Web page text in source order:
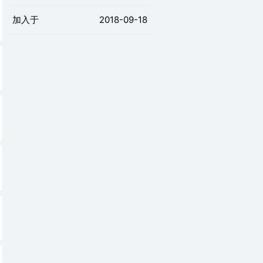
加入于 2018-09-18